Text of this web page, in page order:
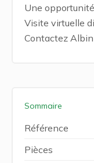
Une
Visite virtuelle
Contactez
Sommaire
Référence
Pièces